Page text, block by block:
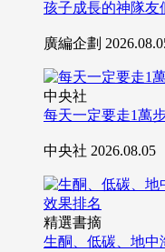
孩子成長的神隊友
廣編企劃
中央社
每天一定要走1萬
中央社 2026.08.05
精選書摘
生酮、低碳、地中